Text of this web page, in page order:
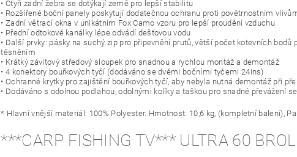
• Čtyři zadní žebra se dotýkají země pro lepší stabilitu
• Rozšířené boční panely poskytují dodatečnou ochranu proti povětrnostním
• Zadní větrací okna v unikátním Fox Camo vzoru pro lepší proudění vzduchu
• Přední odtokové kanálky lépe odvádí dešťovou vodu
• Další prvky: pásky na suchý zip pro připevnění prutů, větší počet kotevních
těsněním
• Krátký závitový středový sloupek pro snadnou a rychlou montáž a demontáž
• 4 konektory bouřkových tyčí (dodáváno se dvěmi bočními tyčemi 24ins)
• Ochranné krytky pro zajištění bouřkových tyčí, aby nebyla nutná demontáž při
• Dodáváno s odolnou podlahou, odolnými kolíky a taškou pro snadné převážení
* Hlavní vnější materiál: 100% Polyester. Hmotnost: 10,6 kg, (kompletní balení),
***CARP FISHING TV*** ULTRA 60